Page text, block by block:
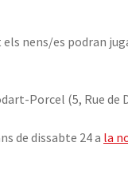
nens/es podran
Porcel (5, Rue de
de dissabte 24 a la